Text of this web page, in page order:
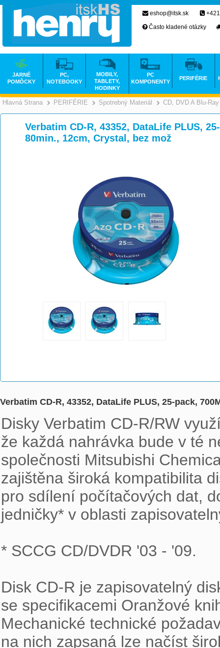
Hlavná Strana >
PERIFÉRIE >
Spotrebný Materiál >
CD, DVD A Blu-
Verbatim CD-R, 43352, DataLife PLUS,
80min., 12cm, Crystal, bez mož
Verbatim CD-R, 43352, DataLife PLUS, 25-pack,
Disky Verbatim CD-R/RW
že každá nahrávka bude v té
společnosti Mitsubishi
zajištěna široká kompatibilita
pro sdílení počítačových dat,
jedničky* v oblasti
* SCCG CD/DVDR '03 - '09.
Disk CD-R je zapisovatelný
se specifikacemi Oranžové
Mechanické technické
na nich zapsaná lze načíst
eshop@itsk.sk
Často kladené otázky
JARNÉ
POMÔCKY
PC,
NOTEBOOKY
MOBILY,
TABLETY,
HODINKY
PC
KOMPONENTY
PERIFÉRIE